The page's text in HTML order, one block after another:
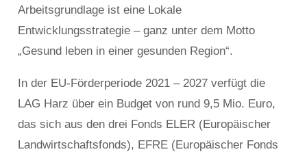
Arbeitsgrundlage ist eine Lokale
Entwicklungsstrategie – ganz unter dem Motto
„Gesund leben in einer gesunden Region“.
In der EU-Förderperiode 2021 – 2027 verfügt die
LAG Harz über ein Budget von rund 9,5 Mio. Euro,
das sich aus den drei Fonds ELER (Europäischer
Landwirtschaftsfonds), EFRE (Europäischer Fonds